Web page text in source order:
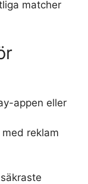
matcher
appen eller
reklam